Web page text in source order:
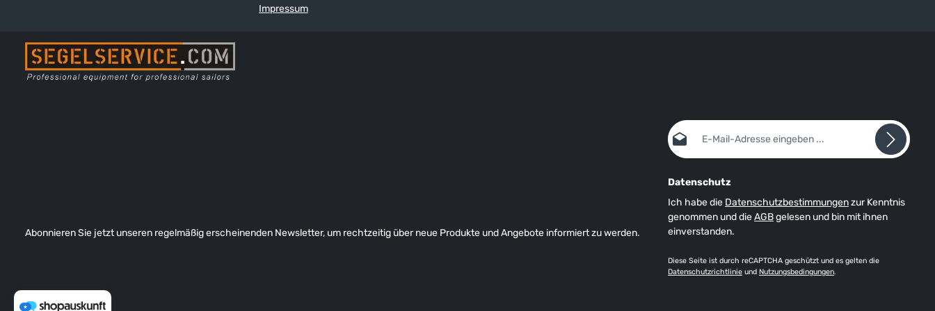
Impressum
Abonnieren Sie jetzt unseren regelmäßig erscheinenden Newsletter, um rechtzeitig über neue Produkte und Angebote informiert zu werden.
E-Mail-Adresse*
Datenschutz
Ich habe die Datenschutzbestimmungenzur Kenntnis
genommen und dieAGBgelesen und bin mit ihnen
einverstanden.
Diese Seite ist durch reCAPTCHA geschützt und es gelten die
Datenschutzrichtlinie und Nutzungsbedingungen.